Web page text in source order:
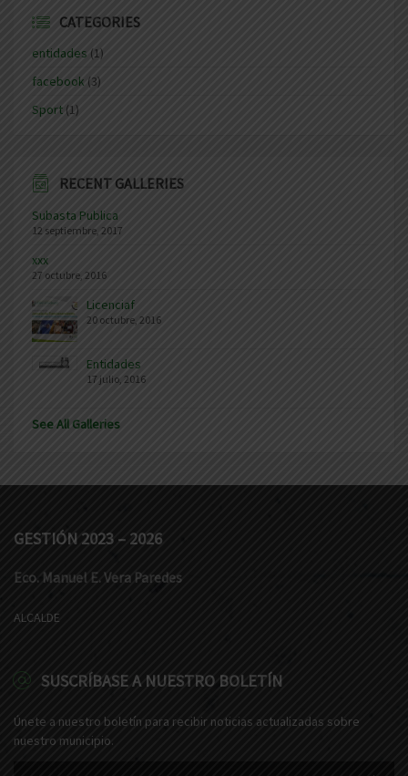
CATEGORIES
entidades (1)
facebook (3)
Sport (1)
RECENT GALLERIES
Subasta Publica
12 septiembre, 2017
xxx
27 octubre, 2016
Licenciaf
20 octubre, 2016
Entidades
17 julio, 2016
See All Galleries
GESTIÓN 2023 – 2026
Eco. Manuel E. Vera Paredes
ALCALDE
SUSCRÍBASE A NUESTRO BOLETÍN
Únete a nuestro boletín para recibir noticias actualizadas sobre
nuestro municipio.